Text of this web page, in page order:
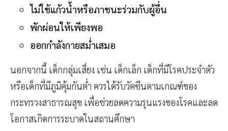
ไม่ใช้แก้วน้ำหรือภาชนะร่วมกับผู้อื่น
พักผ่อนให้เพียงพอ
ออกกำลังกายสม่ำเสมอ
นอกจากนี้ เด็กกลุ่มเสี่ยง เช่น เด็กเล็ก เด็กที่มีโรคประจำตัว
หรือเด็กที่มีภูมิคุ้มกันต่ำ ควรได้รับวัคซีนตามเกณฑ์ของ
กระทรวงสาธารณสุข เพื่อช่วยลดความรุนแรงของโรคและลด
โอกาสเกิดการระบาดในสถานศึกษา